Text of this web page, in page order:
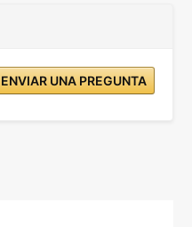
ENVIAR UNA PREGUNTA